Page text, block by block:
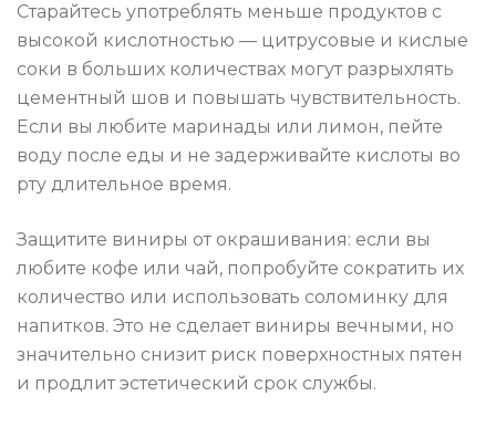
Старайтесь употреблять меньше продуктов с
высокой кислотностью — цитрусовые и кислые
соки в больших количествах могут разрыхлять
цементный шов и повышать чувствительность.
Если вы любите маринады или лимон, пейте
воду после еды и не задерживайте кислоты во
рту длительное время.
Защитите виниры от окрашивания: если вы
любите кофе или чай, попробуйте сократить их
количество или использовать соломинку для
напитков. Это не сделает виниры вечными, но
значительно снизит риск поверхностных пятен
и продлит эстетический срок службы.